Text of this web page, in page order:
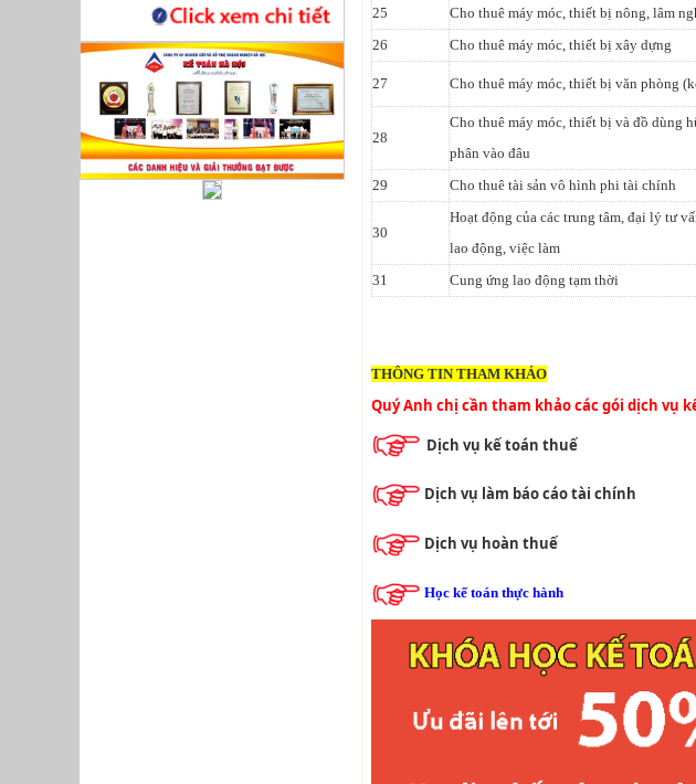
25 Cho thuê máy móc, thiết bị nông, lâm
26
Cho thuê máy móc, thiết bị xây dựng
27 Cho thuê máy móc, thiết bị văn phòng
28
Cho thuê máy móc, thiết bị và đồ dùng
phân vào đâu
29 Cho thuê tài sản vô hình phi tài chính
30
Hoạt động của các trung tâm, đại lý tư
lao động, việc làm
31 Cung ứng lao động tạm thời
THÔNG TIN THAM KHẢO
Quý Anh chị cần tham khảo các gói dịch vụ
Dịch vụ kế toán thuế
Dịch vụ làm báo cáo tài chính
Dịch vụ hoàn thuế
Học kế toán thực hành